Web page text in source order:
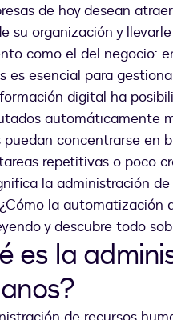
de hoy desean
su organización y
como el del negocio:
es esencial para
digital ha
automáticamente
concentrarse en
repetitivas o poco
la administración
la automatización
y descubre todo
es la